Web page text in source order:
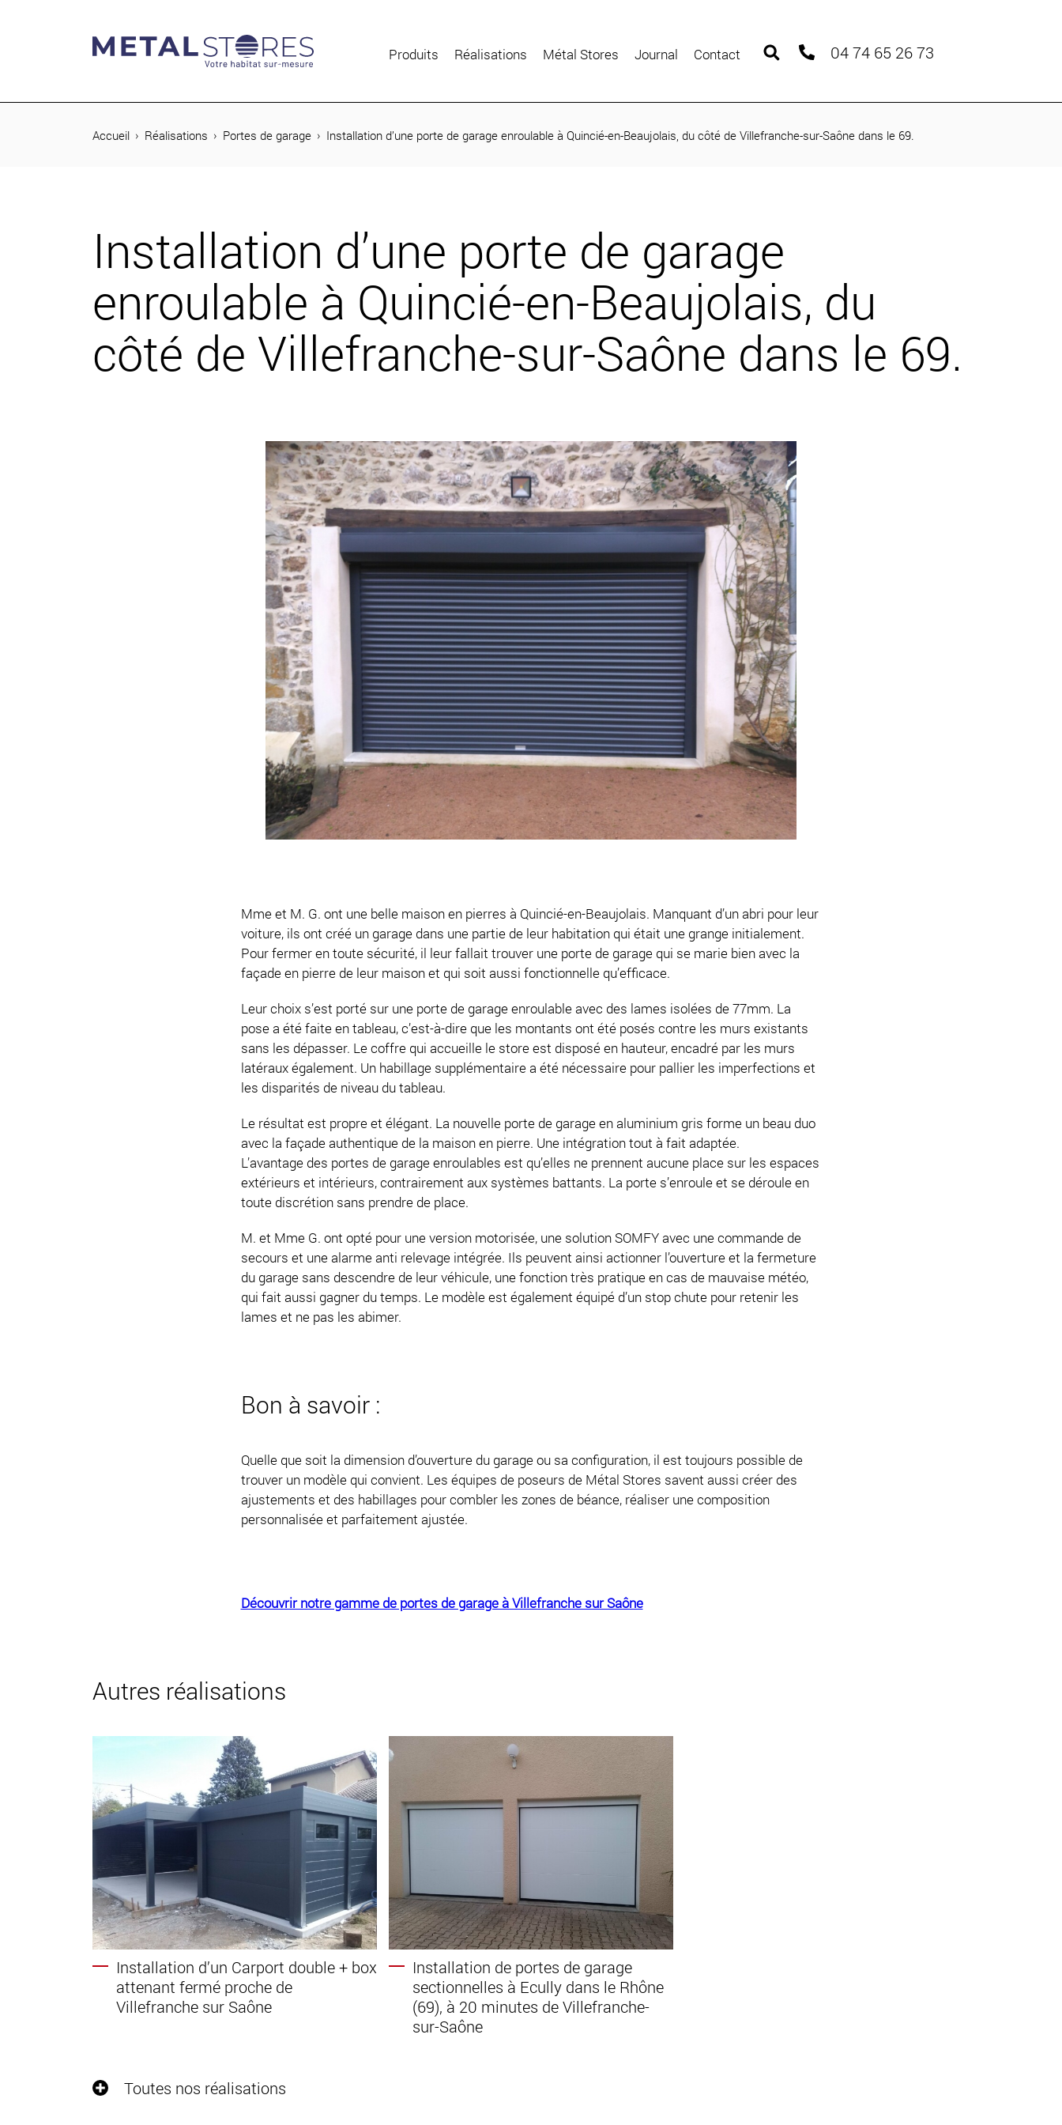
04 74 65 26 73
Produits Réalisations Métal Stores Journal Contact
Accueil Réalisations Portes de garage Installation d’une porte de garage enroulable à Quincié-en-Beaujolais, du côté de Villefranche-sur-Saône dans le 69.
Installation d’une porte de garage
enroulable à Quincié-en-Beaujolais, du
côté de Villefranche-sur-Saône dans le 69.
Mme et M. G. ont une belle maison en pierres à Quincié-en-Beaujolais. Manquant d’un abri pour leur
voiture, ils ont créé un garage dans une partie de leur habitation qui était une grange initialement.
Pour fermer en toute sécurité, il leur fallait trouver une porte de garage qui se marie bien avec la
façade en pierre de leur maison et qui soit aussi fonctionnelle qu’efficace.
Leur choix s’est porté sur une porte de garage enroulable avec des lames isolées de 77mm. La
pose a été faite en tableau, c’est-à-dire que les montants ont été posés contre les murs existants
sans les dépasser. Le coffre qui accueille le store est disposé en hauteur, encadré par les murs
latéraux également. Un habillage supplémentaire a été nécessaire pour pallier les imperfections et
les disparités de niveau du tableau.
Le résultat est propre et élégant. La nouvelle porte de garage en aluminium gris forme un beau duo
avec la façade authentique de la maison en pierre. Une intégration tout à fait adaptée.
L’avantage des portes de garage enroulables est qu’elles ne prennent aucune place sur les espaces
extérieurs et intérieurs, contrairement aux systèmes battants. La porte s’enroule et se déroule en
toute discrétion sans prendre de place.
M. et Mme G. ont opté pour une version motorisée, une solution SOMFY avec une commande de
secours et une alarme anti relevage intégrée. Ils peuvent ainsi actionner l’ouverture et la fermeture
du garage sans descendre de leur véhicule, une fonction très pratique en cas de mauvaise météo,
qui fait aussi gagner du temps. Le modèle est également équipé d’un stop chute pour retenir les
lames et ne pas les abimer.
Bon à savoir :
Quelle que soit la dimension d’ouverture du garage ou sa configuration, il est toujours possible de
trouver un modèle qui convient. Les équipes de poseurs de Métal Stores savent aussi créer des
ajustements et des habillages pour combler les zones de béance, réaliser une composition
personnalisée et parfaitement ajustée.
Découvrir notre gamme de portes de garage à Villefranche sur Saône
Autres réalisations
Installation d’un Carport double + box
attenant fermé proche de
Villefranche sur Saône
Installation de portes de garage
sectionnelles à Ecully dans le Rhône
(69), à 20 minutes de Villefranche-
sur-Saône
Toutes nos réalisations